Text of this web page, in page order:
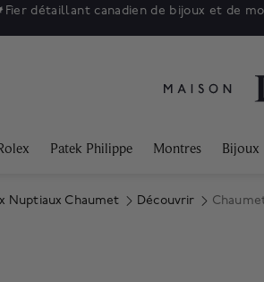
Fier détaillant canadien de bijoux et de
Patek Philippe Montres Bijoux
Nuptiaux Chaumet Découvrir